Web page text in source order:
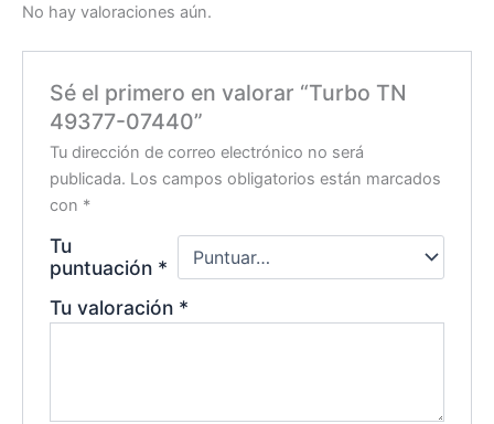
No hay valoraciones aún.
Sé el primero en valorar “Turbo TN
49377-07440”
Tu dirección de correo electrónico no será
publicada. Los campos obligatorios están marcados
con *
Tu
puntuación *
Tu valoración *